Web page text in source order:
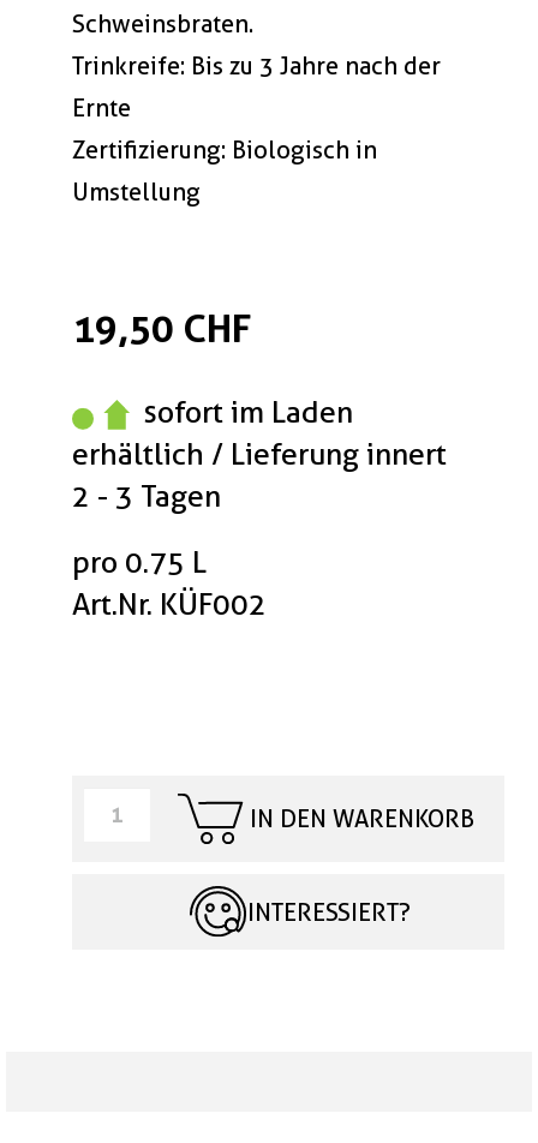
Schweinsbraten.
Trinkreife: Bis zu 3 Jahre nach der
Ernte
Zertifizierung: Biologisch in
Umstellung
19,50 CHF
sofort im Laden
erhältlich / Lieferung innert
2 - 3 Tagen
pro 0.75 L
Art.Nr. KÜF002
IN DEN WARENKORB
INTERESSIERT?